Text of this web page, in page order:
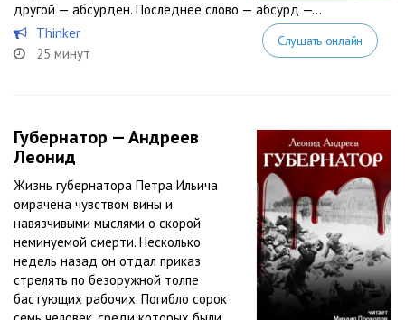
другой — абсурден. Последнее слово — абсурд —...
Thіnkеr
25 минут
Слушать онлайн
Губернатор — Андреев
Леонид
Жизнь губернатора Петра Ильича
омрачена чувством вины и
навязчивыми мыслями о скорой
неминуемой смерти. Несколько
недель назад он отдал приказ
стрелять по безоружной толпе
бастующих рабочих. Погибло сорок